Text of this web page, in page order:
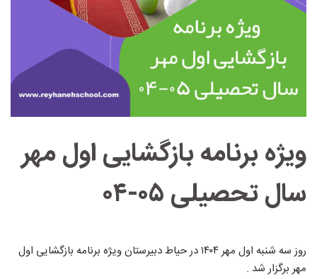
ویژه برنامه بازگشایی اول مهر
سال تحصیلی ۰۵-۰۴
روز سه شنبه اول مهر ۱۴۰۴ در حیاط دبیرستان ویژه برنامه بازگشایی اول
مهر برگزار شد .